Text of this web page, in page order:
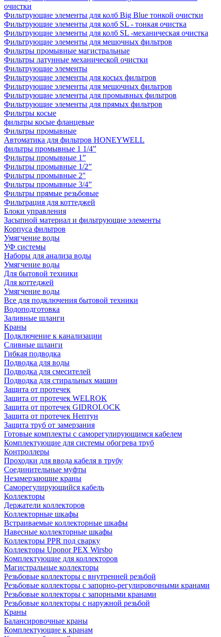
очистки
Фильтрующие элементы для колб Big Blue тонкой очистки
Фильтрующие элементы для колб SL - тонкая очистка
Фильтрующие элементы для колб SL -механическая очистка
Фильтрующие элементы для мешочных фильтров
Фильтры промывные магистральные
Фильтры латунные механической очистки
Фильтрующие элементы
Фильтрующие элементы для косых фильтров
Фильтрующие элементы для мешочных фильтров
Фильтрующие элементы для промывных фильтров
Фильтрующие элементы для прямых фильтров
Фильтры косые
фильтры косые фланцевые
Фильтры промывные
Автоматика для фильтров HONEYWELL
фильтры промывные 1 1/4”
Фильтры промывные 1”
Фильтры промывные 1/2”
Фильтры промывные 2"
Фильтры промывные 3/4”
Фильтры прямые резьбовые
Фильтрация для коттеджей
Блоки управления
Засыпной материал и фильтрующие элементы
Корпуса фильтров
Умягчение воды
УФ системы
Наборы для анализа воды
Умягчение воды
Для бытовой техники
Для коттеджей
Умягчение воды
Все для подключения бытовой техники
Водоподготовка
Заливные шланги
Краны
Подключение к канализации
Сливные шланги
Гибкая подводка
Подводка для воды
Подводка для смесителей
Подводка для стиральных машин
Защита от протечек
Защита от протечек WELROK
Защита от протечек GIDROLOCK
Защита от протечек Нептун
Защита труб от замерзания
Готовые комплекты с саморегулирующимся кабелем
Комплектующие для системы обогрева труб
Контроллеры
Проходки для ввода кабеля в трубу
Соединительные муфты
Незамерзающие краны
Саморегулирующийся кабель
Коллекторы
Держатели коллекторов
Коллекторные шкафы
Встраиваемые коллекторные шкафы
Навесные коллекторные шкафы
Коллекторы PPR под сварку
Коллекторы Uponor PEX Wirsbo
Комплектующие для коллекторов
Магистральные коллекторы
Резьбовые коллекторы с внутренней резьбой
Резьбовые коллекторы с запорно-регулировочными кранами
Резьбовые коллекторы с запорными кранами
Резьбовые коллекторы с наружной резьбой
Краны
Балансировочные краны
Комплектующие к кранам